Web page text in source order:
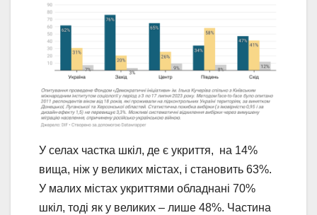
У селах частка шкіл, де є укриття, на 14%
вища, ніж у великих містах, і становить 63%.
У малих містах укриттями обладнані 70%
шкіл, тоді як у великих – лише 48%. Частина